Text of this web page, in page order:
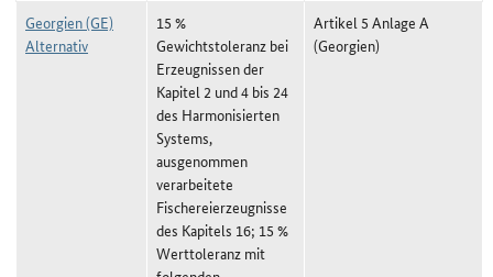
Georgien (GE)
Alternativ
15 %
Gewichtstoleranz bei
Erzeugnissen der
Kapitel 2 und 4 bis 24
des Harmonisierten
Systems,
ausgenommen
verarbeitete
Fischereierzeugnisse
des Kapitels 16; 15 %
Werttoleranz mit
Artikel 5 Anlage A
(Georgien)